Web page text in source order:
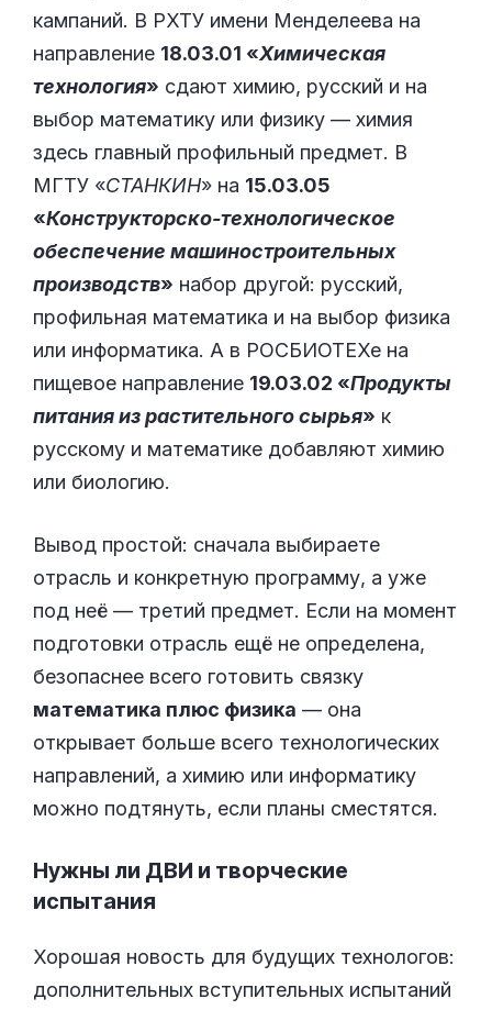
кампаний. В РХТУ имени Менделеева на
направление 18.03.01 «Химическая
технология» сдают химию, русский и на
выбор математику или физику — химия
здесь главный профильный предмет. В
МГТУ «СТАНКИН» на 15.03.05
«Конструкторско-технологическое
обеспечение машиностроительных
производств» набор другой: русский,
профильная математика и на выбор физика
или информатика. А в РОСБИОТЕХе на
пищевое направление 19.03.02 «Продукты
питания из растительного сырья» к
русскому и математике добавляют химию
или биологию.
Вывод простой: сначала выбираете
отрасль и конкретную программу, а уже
под неё — третий предмет. Если на момент
подготовки отрасль ещё не определена,
безопаснее всего готовить связку
математика плюс физика — она
открывает больше всего технологических
направлений, а химию или информатику
можно подтянуть, если планы сместятся.
Нужны ли ДВИ и творческие
испытания
Хорошая новость для будущих технологов:
дополнительных вступительных испытаний